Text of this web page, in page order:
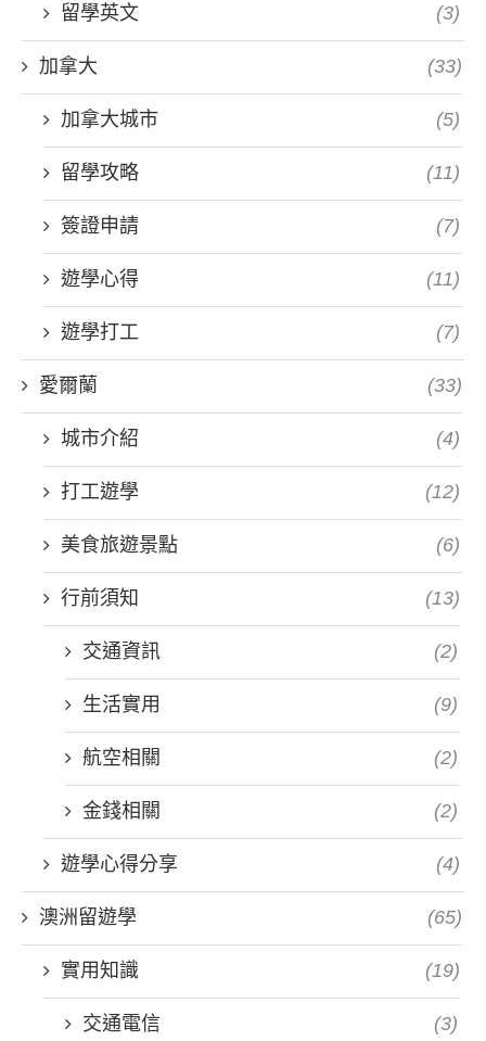
留學英文 (3)
加拿大 (33)
加拿大城市 (5)
留學攻略 (11)
簽證申請 (7)
遊學心得 (11)
遊學打工 (7)
愛爾蘭 (33)
城市介紹 (4)
打工遊學 (12)
美食旅遊景點 (6)
行前須知 (13)
交通資訊 (2)
生活實用 (9)
航空相關 (2)
金錢相關 (2)
遊學心得分享 (4)
澳洲留遊學 (65)
實用知識 (19)
交通電信 (3)